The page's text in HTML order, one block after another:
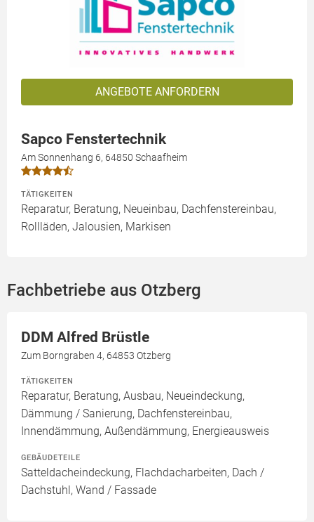
ANGEBOTE ANFORDERN
Sapco Fenstertechnik
Am Sonnenhang 6, 64850 Schaafheim
TÄTIGKEITEN
Reparatur, Beratung, Neueinbau, Dachfenstereinbau,
Rollläden, Jalousien, Markisen
Fachbetriebe aus Otzberg
DDM Alfred Brüstle
Zum Borngraben 4, 64853 Otzberg
TÄTIGKEITEN
Reparatur, Beratung, Ausbau, Neueindeckung,
Dämmung / Sanierung, Dachfenstereinbau,
Innendämmung, Außendämmung, Energieausweis
GEBÄUDETEILE
Satteldacheindeckung, Flachdacharbeiten, Dach /
Dachstuhl, Wand / Fassade